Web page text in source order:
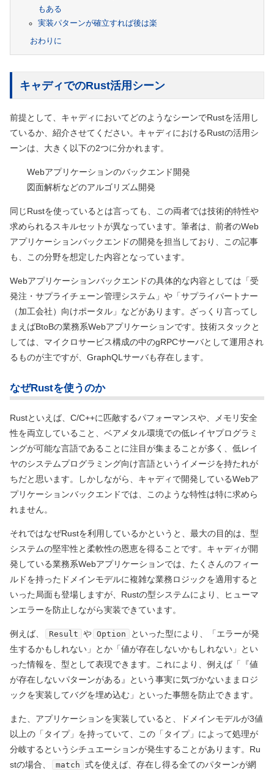
もある
実装パターンが確立すれば後は楽
おわりに
キャディでのRust活用シーン
前提として、キャディにおいてどのようなシーンでRustを活用し
ているか、紹介させてください。キャディにおけるRustの活用シ
ーンは、大きく以下の2つに分かれます。
Webアプリケーションのバックエンド開発
図面解析などのアルゴリズム開発
同じRustを使っているとは言っても、この両者では技術的特性や
求められるスキルセットが異なっています。筆者は、前者のWeb
アプリケーションバックエンドの開発を担当しており、この記事
も、この分野を想定した内容となっています。
Webアプリケーションバックエンドの具体的な内容としては「受
発注・サプライチェーン管理システム」や「サプライパートナー
（加工会社）向けポータル」などがあります。ざっくり言ってし
まえばBtoBの業務系Webアプリケーションです。技術スタックと
しては、マイクロサービス構成の中のgRPCサーバとして運用され
るものが主ですが、GraphQLサーバも存在します。
なぜRustを使うのか
Rustといえば、C/C++に匹敵するパフォーマンスや、メモリ安全
性を両立していること、ベアメタル環境での低レイヤプログラミ
ングが可能な言語であることに注目が集まることが多く、低レイ
ヤのシステムプログラミング向け言語というイメージを持たれが
ちだと思います。しかしながら、キャディで開発しているWebア
プリケーションバックエンドでは、このような特性は特に求めら
れません。
それではなぜRustを利用しているかというと、最大の目的は、型
システムの堅牢性と柔軟性の恩恵を得ることです。キャディが開
発している業務系Webアプリケーションでは、たくさんのフィー
ルドを持ったドメインモデルに複雑な業務ロジックを適用すると
いった局面も登場しますが、Rustの型システムにより、ヒューマ
ンエラーを防止しながら実装できています。
例えば、 Result や Option
といった型により、「エラーが発
生するかもしれない」とか「値が存在しないかもしれない」とい
った情報を、型として表現できます。これにより、例えば「『値
が存在しないパターンがある』という事実に気づかないままロジ
ックを実装してバグを埋め込む」といった事態を防止できます。
また、アプリケーションを実装していると、ドメインモデルが3値
以上の「タイプ」を持っていて、この「タイプ」によって処理が
分岐するというシチュエーションが発生することがあります。Ru
stの場合、
match 式を使えば、存在し得る全てのパターンが網